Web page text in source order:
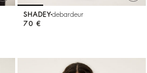
SHADEYdebardeur
70 €